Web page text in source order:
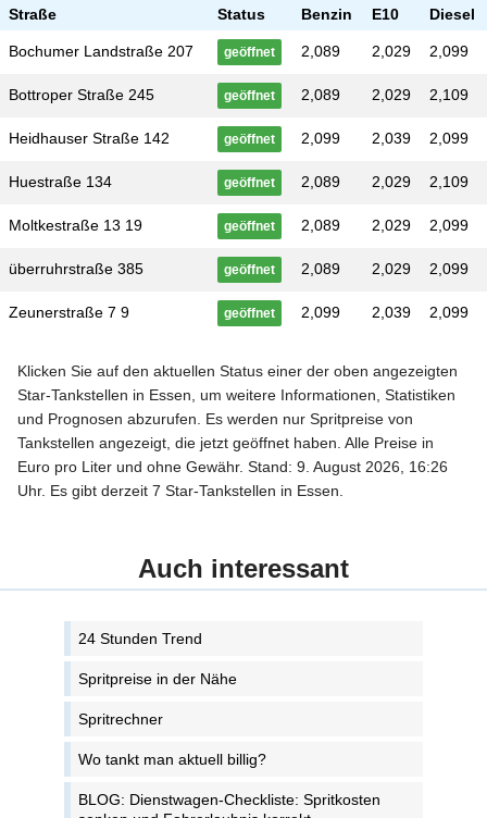
Straße Status Benzin E10 Diesel
Bochumer Landstraße 207 geöffnet 2,089 2,029 2,099
Bottroper Straße 245 geöffnet 2,089 2,029 2,109
Heidhauser Straße 142 geöffnet 2,099 2,039 2,099
Huestraße 134 geöffnet 2,089 2,029 2,109
Moltkestraße 13 19 geöffnet 2,089 2,029 2,099
überruhrstraße 385 geöffnet 2,089 2,029 2,099
Zeunerstraße 7 9 geöffnet 2,099 2,039 2,099
Klicken Sie auf den aktuellen Status einer der oben angezeigten
Star-Tankstellen in Essen, um weitere Informationen, Statistiken
und Prognosen abzurufen. Es werden nur Spritpreise von
Tankstellen angezeigt, die jetzt geöffnet haben. Alle Preise in
Euro pro Liter und ohne Gewähr. Stand: 9. August 2026, 16:26
Uhr. Es gibt derzeit 7 Star-Tankstellen in Essen.
Auch interessant
24 Stunden Trend
Spritpreise in der Nähe
Spritrechner
Wo tankt man aktuell billig?
BLOG: Dienstwagen-Checkliste: Spritkosten